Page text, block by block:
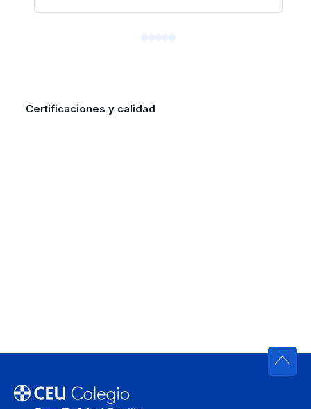
Certificaciones y calidad